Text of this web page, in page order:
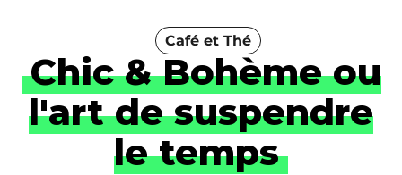
Café et Thé
Chic & Bohème ou
l'art de suspendre
le temps